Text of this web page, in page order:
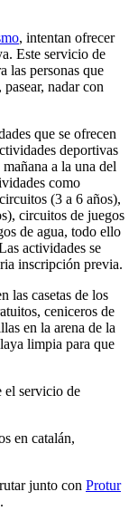
, intentan ofrecer
Este servicio de
las personas que
nadar con
que se ofrecen
deportivas
a la una del
como
(3 a 6 años),
circuitos de juegos
de agua, todo ello
actividades se
inscripción previa.
las casetas de los
ceniceros de
en la arena de la
limpia para que
el servicio de
en catalán,
junto con Protur